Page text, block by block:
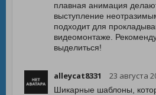
плавная анимация
выступление
подходит для
видеомонтаже.
выделиться!
alleycat8331 23 августа
Шикарные шаблоны,